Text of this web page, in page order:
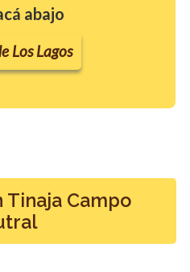
abajo
Los Lagos
Tinaja Campo